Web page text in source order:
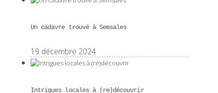
Un cadavre trouvé à Semsales
19 décembre 2024
Intrigues locales à (re)découvrir